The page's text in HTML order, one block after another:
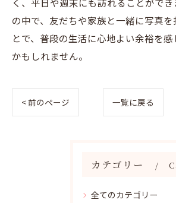
の中で、友だちや家族と一緒に写真
とで、普段の生活に心地よい余裕を
かもしれません。
< 前のページ 一覧に戻る
カテゴリー
全てのカテゴリー